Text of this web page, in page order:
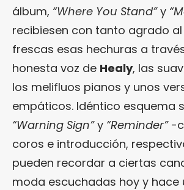
álbum, “Where You Stand”y
recibiesen con tanto agrado
frescas esas hechuras a
honesta voz de Healy, las
los melifluos pianos y unos
empáticos. Idéntico esquema
“Warning Sign”y “Reminder”-
coros e introducción,
pueden recordar a ciertas
moda escuchadas hoy y hace